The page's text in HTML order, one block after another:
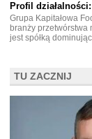
Profil działalności:
Grupa Kapitałowa
branży przetwórstwa
jest spółką
TU ZACZNIJ